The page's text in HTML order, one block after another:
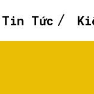
Tin Tức